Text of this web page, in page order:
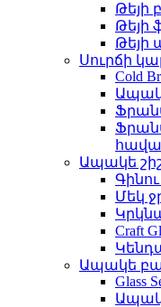
Թեյի
Թեյի
Սուրճի
Cold
Ապակե
Մեկ
Craft
Ապակե
Glass